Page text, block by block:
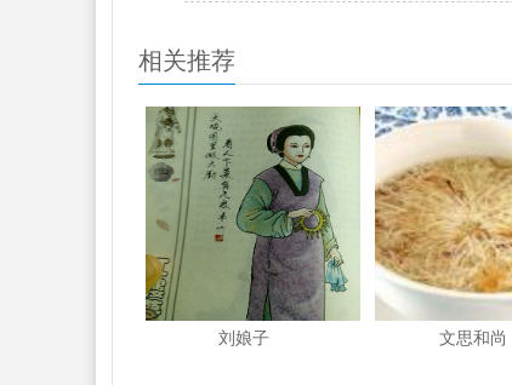
相关推荐
刘娘子 文思和尚